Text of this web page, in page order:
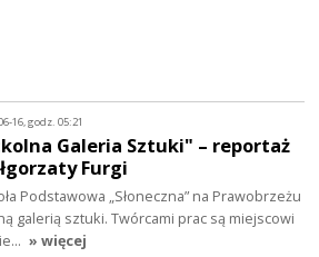
16, godz. 05:21
Galeria Sztuki" – reportaż
Furgi
Podstawowa „Słoneczna” na Prawobrzeżu
galerią sztuki. Twórcami prac są miejscowi
» więcej